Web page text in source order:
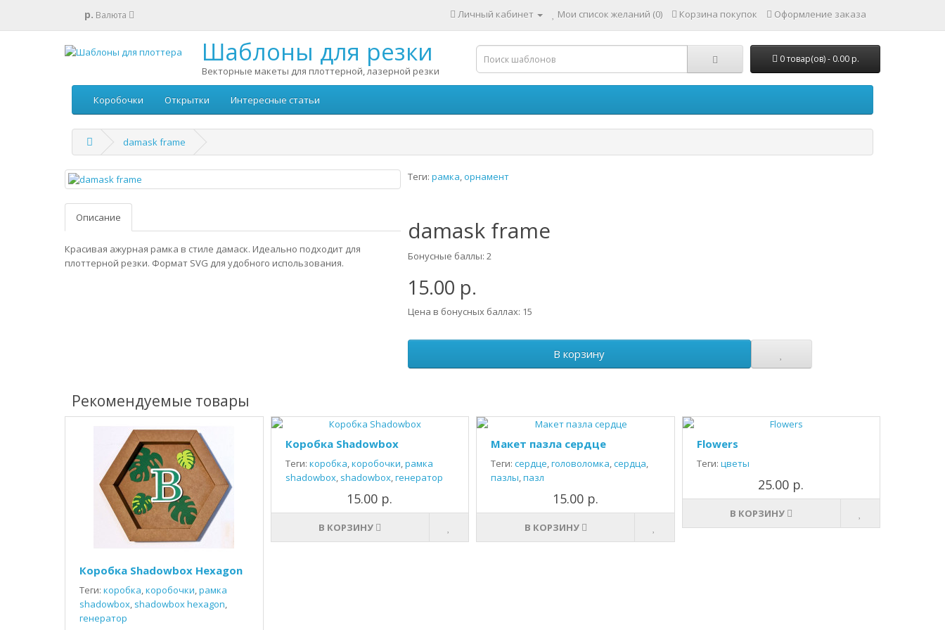
р. Валюта Личный кабинет Мои список желаний (0) Корзина покупок Оформление заказа
Шаблоны для резки
Векторные макеты для плоттерной, лазерной резки
0 товар(ов) - 0.00 р.
Коробочки Открытки Интересные статьи
damask frame
Описание
Красивая ажурная рамка в стиле дамаск. Идеально подходит для
плоттерной резки. Формат SVG для удобного использования.
Теги: рамка,орнамент
damask frame
Бонусные баллы: 2
15.00 р.
Цена в бонусных баллах: 15
В корзину
Рекомендуемые товары
Коробка Shadowbox Hexagon
Теги: коробка,коробочки,рамка
shadowbox, shadowbox hexagon,
генератор
Коробка Shadowbox
Теги: коробка,коробочки,рамка
shadowbox, shadowbox,генератор
15.00 р.
В КОРЗИНУ
Макет пазла сердце
Теги: сердце,головоломка,сердца,
пазлы,пазл
15.00 р.
В КОРЗИНУ
Flowers
Теги: цветы
25.00 р.
В КОРЗИНУ